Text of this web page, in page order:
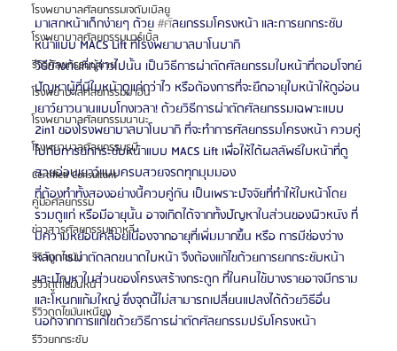
โรงพยาบาลศัลยกรรมเจดับเบิลยู
โรงพยาบาลศัลยกรรมมาร์เบิ้ล
รีวิวศัลยกรรมผู้ชาย
โรงพยาบาลศัลยกรรมมาอิน
โรงพยาบาลศัลยกรรมนานะ
โรงพยาบาลศัลยกรรมรูบี
Certified Consultant
คู่มือศัลยกรรม
ข่าวสารศัลยกรรมเกาหลี
รีวิวดูดไขมัน
รีวิวดูดไขมันหน้า
รีวิวดูดไขมันเหนียง
รีวิวยกกระชับ
มาเสกหน้าเด็กง่ายๆ ด้วย #ศัลยกรรมโครงหน้า และการยกกระชับ
หน้าแบบ MACS Lift ที่โรงพยาบาลบาโนบากิ
วิธีข้างต้นที่กล่าวไปนั้น เป็นวิธีการผ่าตัดศัลยกรรมใบหน้าที่ตอบโจทย์
ปัญหาผู้ที่มีใบหน้าดูแก่กว่าไว หรือต้องการที่จะยืดอายุใบหน้าให้ดูอ่อน
เยาว์ยาวนานแบบโกงเวลา! ด้วยวิธีการผ่าตัดศัลยกรรมเฉพาะแบบ
2in1 ของโรงพยาบาลบาโนบากิ ที่จะทำการศัลยกรรมโครงหน้า ควบคู่
ไปกับการยกกระชับหน้าแบบ MACS Lift เพื่อให้ได้ผลลัพธ์ใบหน้าที่ดู
สวยอ่อนเยาว์แบบครบสวยจรดทุกมุมมอง
ที่ต้องทำทั้งสองอย่างนี้ควบคู่กัน เป็นเพราะปัจจัยที่ทำให้ใบหน้าโดย
รวมดูแก่ หรือมีอายุนั้น อาจเกิดได้จากทั้งปัญหาในส่วนของผิวหนัง ที่
มีความหย่อนคล้อยเนื่องจากอายุที่เพิ่มมากขึ้น หรือ การมีช่องว่าง
หลังการผ่าตัดลดขนาดใบหน้า จึงต้องแก้ไขด้วยการยกกระชับหน้า
และปัญหาในส่วนของโครงสร้างกระดูก ที่ในคนไข้บางรายอาจมีกราม
และโหนกแก้มใหญ่ ซึ่งจุดนี้ไม่สามารถเปลี่ยนแปลงได้ด้วยวิธีอื่น
นอกจากการแก้ไขด้วยวิธีการผ่าตัดศัลยกรรมปรับโครงหน้า